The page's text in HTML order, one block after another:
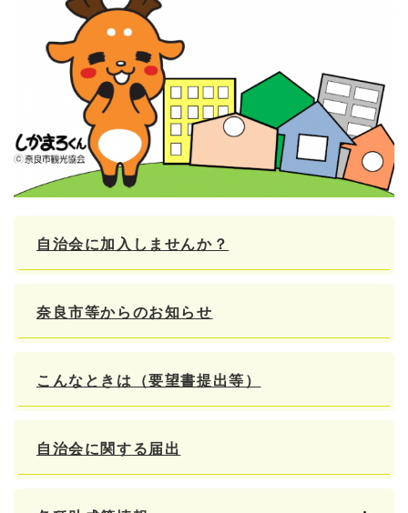
自治会に加入しませんか？
奈良市等からのお知らせ
こんなときは（要望書提出等）
自治会に関する届出